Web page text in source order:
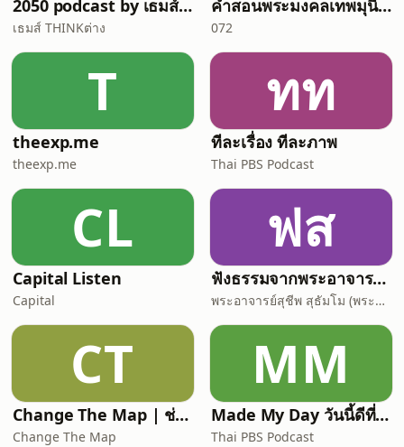
2050 podcast by เธมส์ THINKต่าง
เธมส์ THINKต่าง
คำสอนพระมงคลเทพมุนี หลวงพ่อวัดปากน้ำ
072
T
theexp.me
theexp.me
ทท
ทีละเรื่อง ทีละภาพ
Thai PBS Podcast
CL
Capital Listen
Capital
ฟส
ฟังธรรมจากพระอาจารย์สุชีพ สุธมฺโม (พระกิตติ
พระอาจารย์สุชีพ สุธัมโม (พระกิตติวิมลเมธี)
CT
Change The Map | ช่วงอธิษฐาน | ภาษาไทย
Change The Map
MM
Made My Day วันนี้ดีที่สุด
Thai PBS Podcast